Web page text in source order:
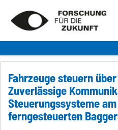
Fahrzeuge steuern
Zuverlässige
Steuerungssysteme
ferngesteuerten